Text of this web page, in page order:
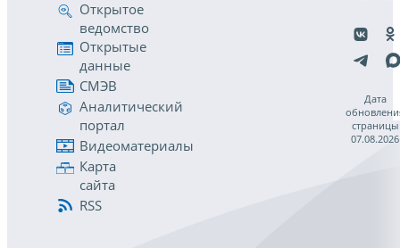
Открытое
ведомство
Открытые
данные
СМЭВ
Аналитический
портал
Видеоматериалы
Карта
сайта
RSS
Дата
страницы
07.08.2026